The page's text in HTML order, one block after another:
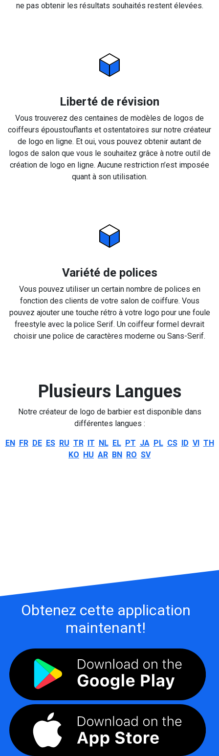
ne pas obtenir les résultats souhaités restent élevées.
Liberté de révision
Vous trouverez des centaines de modèles de logos de
coiffeurs époustouflants et ostentatoires sur notre créateur
de logo en ligne. Et oui, vous pouvez obtenir autant de
logos de salon que vous le souhaitez grâce à notre outil de
création de logo en ligne. Aucune restriction n’est imposée
quant à son utilisation.
Variété de polices
Vous pouvez utiliser un certain nombre de polices en
fonction des clients de votre salon de coiffure. Vous
pouvez ajouter une touche rétro à votre logo pour une foule
freestyle avec la police Serif. Un coiffeur formel devrait
choisir une police de caractères moderne ou Sans-Serif.
Plusieurs Langues
Notre créateur de logo de barbier est disponible dans
différentes langues :
EN FR DE ES RU TR IT NL EL PT JA PL CS ID VI TH
KO HU AR BN RO SV
Obtenez cette application
maintenant!